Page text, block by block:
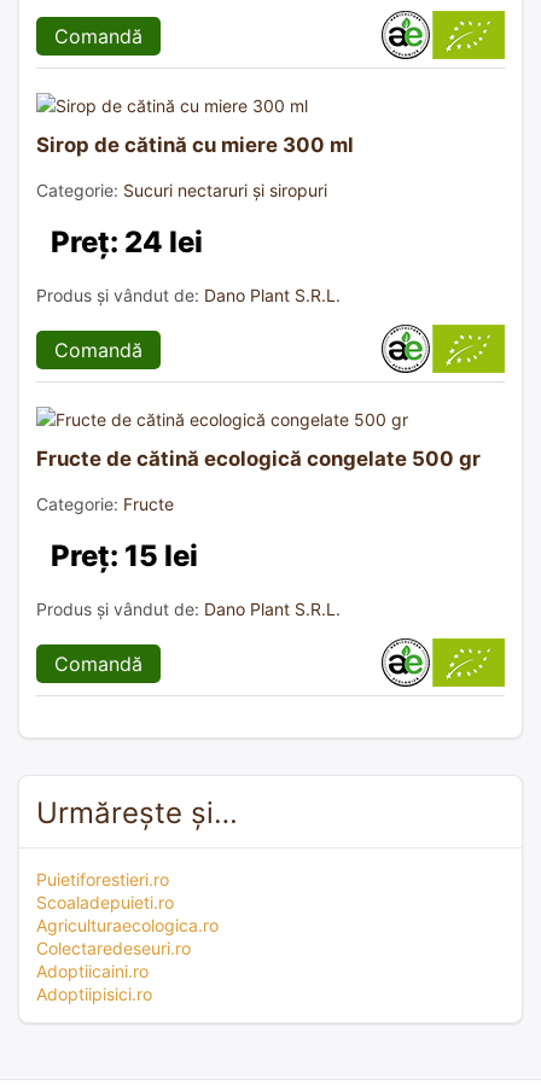
Comandă
Sirop de cătină cu miere 300 ml
Categorie: Sucuri nectaruri și siropuri
Preț: 24 lei
Produs și vândut de: Dano Plant S.R.L.
Comandă
Fructe de cătină ecologică congelate 500 gr
Categorie: Fructe
Preț: 15 lei
Produs și vândut de: Dano Plant S.R.L.
Comandă
Urmărește și…
Puietiforestieri.ro
Scoaladepuieti.ro
Agriculturaecologica.ro
Colectaredeseuri.ro
Adoptiicaini.ro
Adoptiipisici.ro